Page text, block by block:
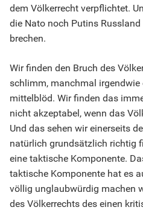
dem Völkerrecht verpflichtet.
die Nato noch Putins
brechen.
Wir finden den Bruch des
schlimm, manchmal irgendwie
mittelblöd. Wir finden das
nicht akzeptabel, wenn das
Und das sehen wir einerseits
natürlich grundsätzlich richtig
eine taktische Komponente.
taktische Komponente hat es
völlig unglaubwürdig machen
des Völkerrechts des einen